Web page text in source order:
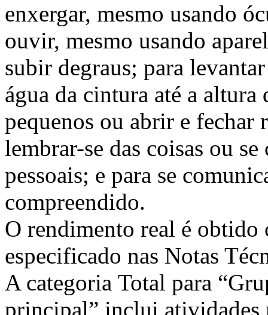
enxergar, mesmo usando
ouvir, mesmo usando
subir degraus; para
água da cintura até a
pequenos ou abrir e fechar
lembrar-se das coisas ou
pessoais; e para se
compreendido.
O rendimento real é
especificado nas Notas
A categoria Total para
principal” inclui atividades